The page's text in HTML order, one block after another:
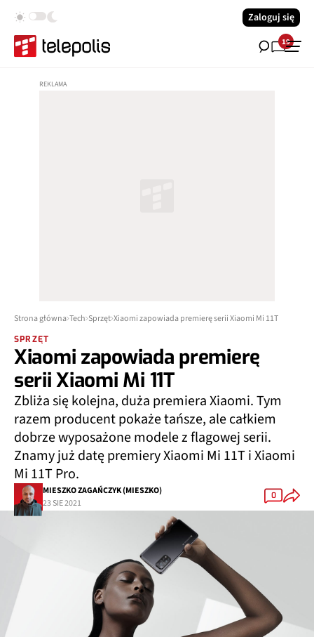
Zaloguj się
19
Strona główna Tech Sprzęt Xiaomi zapowiada premierę serii Xiaomi Mi 11T
SPRZĘT
Xiaomi zapowiada premierę
serii Xiaomi Mi 11T
Zbliża się kolejna, duża premiera Xiaomi. Tym
razem producent pokaże tańsze, ale całkiem
dobrze wyposażone modele z flagowej serii.
Znamy już datę premiery Xiaomi Mi 11T i Xiaomi
Mi 11T Pro.
MIESZKO ZAGAŃCZYK (MIESZKO)
23 SIE 2021
0